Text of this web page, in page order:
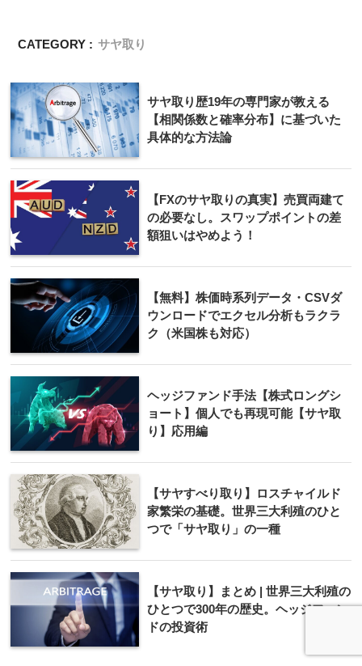
CATEGORY : サヤ取り
サヤ取り歴19年の専門家が教える
【相関係数と確率分布】に基づいた
具体的な方法論
【FXのサヤ取りの真実】売買両建て
の必要なし。スワップポイントの差
額狙いはやめよう！
【無料】株価時系列データ・CSVダ
ウンロードでエクセル分析もラクラ
ク（米国株も対応）
ヘッジファンド手法【株式ロングシ
ョート】個人でも再現可能【サヤ取
り】応用編
【サヤすべり取り】ロスチャイルド
家繁栄の基礎。世界三大利殖のひと
つで「サヤ取り」の一種
【サヤ取り】まとめ | 世界三大利殖の
ひとつで300年の歴史。ヘッジファン
ドの投資術